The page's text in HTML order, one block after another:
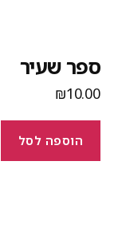
שעיר
₪
הוספה לסל